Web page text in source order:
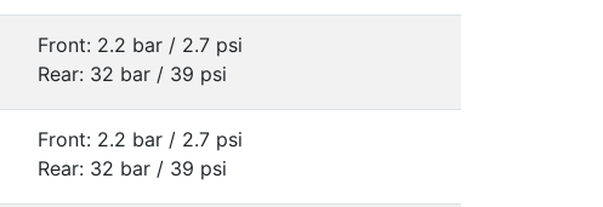
Front: 2.2 bar / 2.7 psi
Rear: 32 bar / 39 psi
Front: 2.2 bar / 2.7 psi
Rear: 32 bar / 39 psi